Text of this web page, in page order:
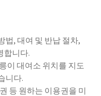
법, 대여 및 반납 절차,
합니다.
이 대여소 위치를 지도
니다.
등 원하는 이용권을 미